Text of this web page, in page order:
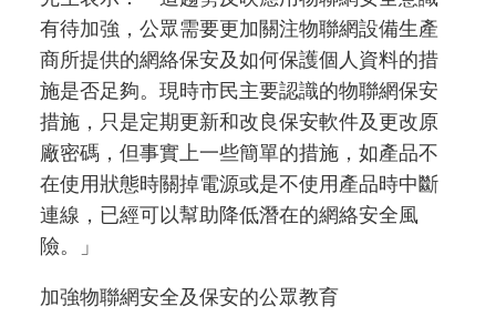
有待加強，公眾需要更加關注物聯網設備生產
商所提供的網絡保安及如何保護個人資料的措
施是否足夠。現時市民主要認識的物聯網保安
措施，只是定期更新和改良保安軟件及更改原
廠密碼，但事實上一些簡單的措施，如產品不
在使用狀態時關掉電源或是不使用產品時中斷
連線，已經可以幫助降低潛在的網絡安全風
險。」
加強物聯網安全及保安的公眾教育